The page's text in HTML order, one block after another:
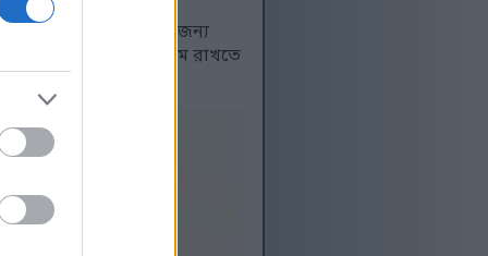
এটি সামগ্রিক স্বাস্থ্যের জন্য
খাদ্যতালিকাকে সুষম রাখতে